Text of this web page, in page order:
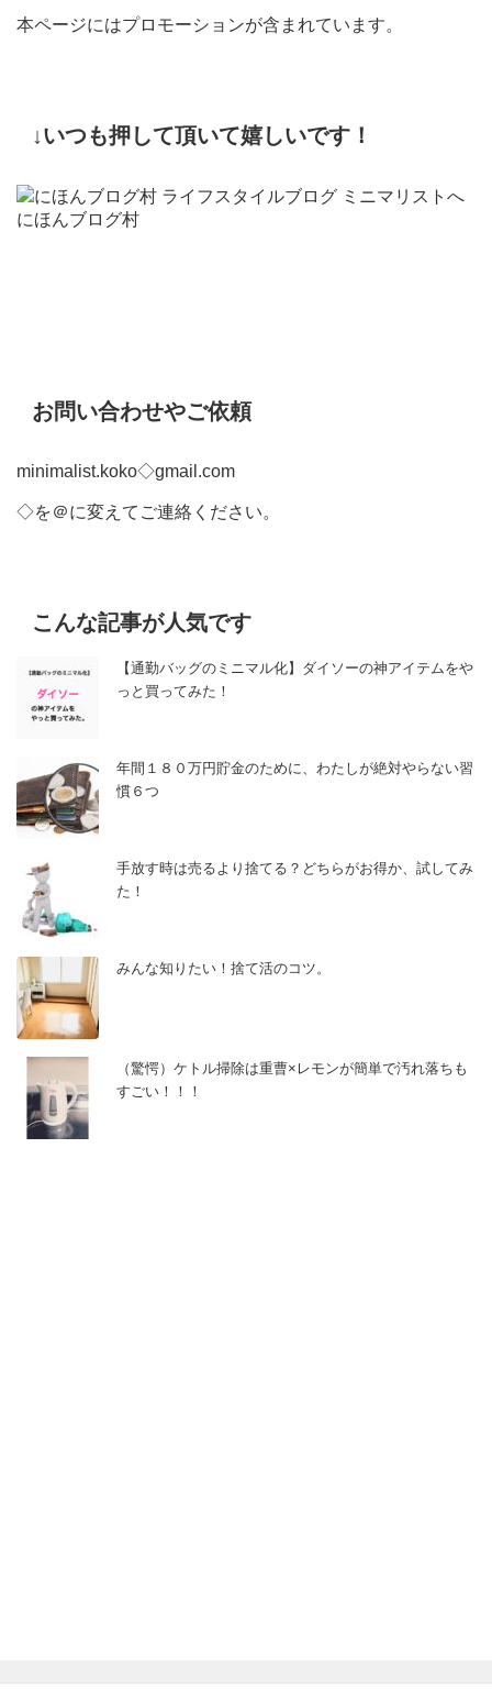
本ページにはプロモーションが含まれています。
↓いつも押して頂いて嬉しいです！
にほんブログ村
お問い合わせやご依頼
minimalist.koko◇gmail.com
◇を＠に変えてご連絡ください。
こんな記事が人気です
【通勤バッグのミニマル化】ダイソーの神アイテムをや
っと買ってみた！
年間１８０万円貯金のために、わたしが絶対やらない習
慣６つ
手放す時は売るより捨てる？どちらがお得か、試してみ
た！
みんな知りたい！捨て活のコツ。
（驚愕）ケトル掃除は重曹×レモンが簡単で汚れ落ちも
すごい！！！